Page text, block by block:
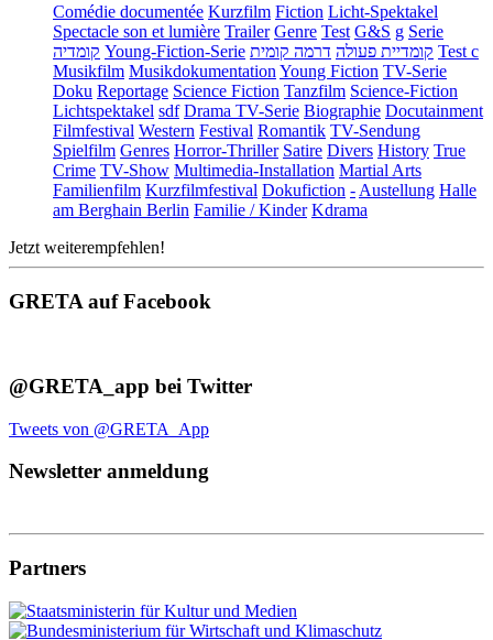
Comédie documentée Kurzfilm Fiction Licht-Spektakel
Spectacle son et lumière Trailer Genre Test G&S g Serie
קומדיה Young-Fiction-Serie קומדיית פעולה דרמה קומית
Test c
Musikfilm Musikdokumentation Young Fiction TV-Serie
Doku Reportage Science Fiction Tanzfilm Science-Fiction
Lichtspektakel sdf Drama TV-Serie Biographie Docutainment
Filmfestival Western Festival Romantik TV-Sendung
Spielfilm Genres Horror-Thriller Satire Divers History True
Crime TV-Show Multimedia-Installation Martial Arts
Familienfilm Kurzfilmfestival Dokufiction - Austellung Halle
am Berghain Berlin Familie / Kinder Kdrama
Jetzt weiterempfehlen!
GRETA auf Facebook
@GRETA_app bei Twitter
Tweets von @GRETA_App
Newsletter anmeldung
Partners